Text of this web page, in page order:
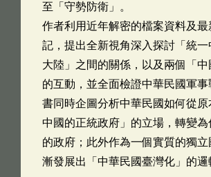
至「守勢防衛」。
作者利用近年解密的檔案資料及最
記，提出全新視角深入探討「統
大陸」之間的關係，以及兩個「
的互動，並全面檢證中華民國軍
書同時企圖分析中華民國如何從
中國的正統政府」的立場，轉變為
的政府；此外作為一個實質的獨
漸發展出「中華民國臺灣化」的邏